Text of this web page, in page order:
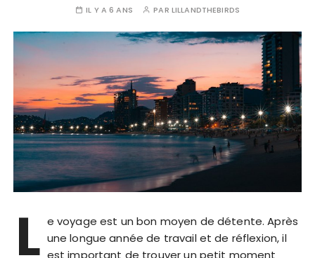
IL Y A 6 ANS PAR LILLANDTHEBIRDS
L e voyage est un bon moyen de détente. Après
une longue année de travail et de réflexion, il